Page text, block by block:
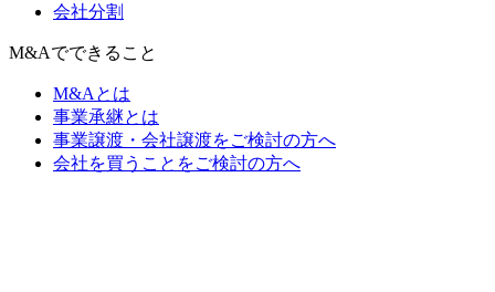
会社分割
M&Aでできること
M&Aとは
事業承継とは
事業譲渡・会社譲渡をご検討の方へ
会社を買うことをご検討の方へ